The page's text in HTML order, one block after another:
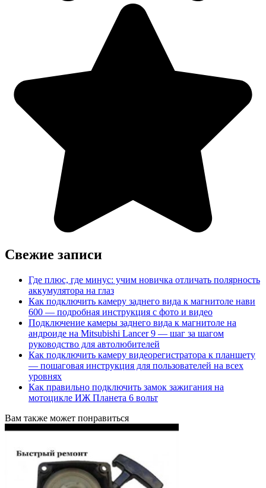
Свежие записи
Где плюс, где минус: учим новичка отличать полярность
аккумулятора на глаз
Как подключить камеру заднего вида к магнитоле нави
600 — подробная инструкция с фото и видео
Подключение камеры заднего вида к магнитоле на
андроиде на Mitsubishi Lancer 9 — шаг за шагом
руководство для автолюбителей
Как подключить камеру видеорегистратора к планшету
— пошаговая инструкция для пользователей на всех
уровнях
Как правильно подключить замок зажигания на
мотоцикле ИЖ Планета 6 вольт
Вам также может понравиться